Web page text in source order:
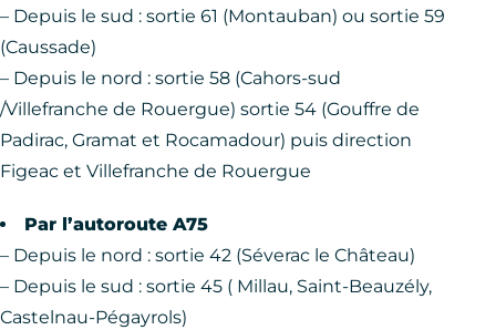
– Depuis le sud : sortie 61 (Montauban) ou sortie 59
(Caussade)
– Depuis le nord : sortie 58 (Cahors-sud
/Villefranche de Rouergue) sortie 54 (Gouffre de
Padirac, Gramat et Rocamadour) puis direction
Figeac et Villefranche de Rouergue
Par l’autoroute A75
– Depuis le nord : sortie 42 (Séverac le Château)
– Depuis le sud : sortie 45 ( Millau, Saint-Beauzély,
Castelnau-Pégayrols)